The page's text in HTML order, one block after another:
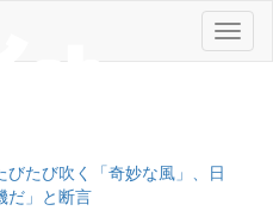
メ
ニ
たび吹く「奇妙な風」、日
だ」と断言